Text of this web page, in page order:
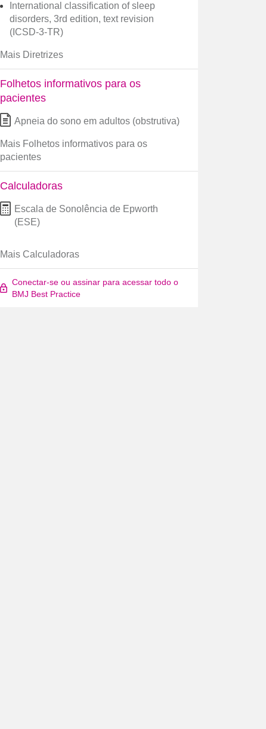
International classification of sleep
disorders, 3rd edition, text revision
(ICSD-3-TR)
Mais Diretrizes
Folhetos informativos para os
pacientes
Apneia do sono em adultos (obstrutiva)
Mais Folhetos informativos para os
pacientes
Calculadoras
Escala de Sonolência de Epworth
(ESE)
Mais Calculadoras
Conectar-se ou assinar para acessar todo o
BMJ Best Practice